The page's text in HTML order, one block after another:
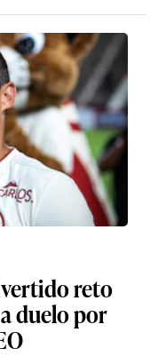
reto
duelo por